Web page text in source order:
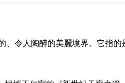
令人陶醉的美麗境界。它指的